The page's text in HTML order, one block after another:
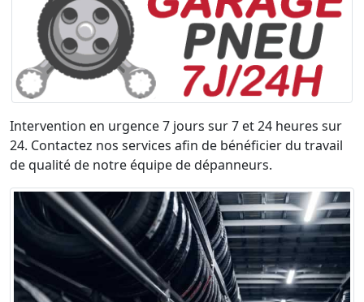
Intervention en urgence 7 jours sur 7 et 24 heures sur
24. Contactez nos services afin de bénéficier du travail
de qualité de notre équipe de dépanneurs.